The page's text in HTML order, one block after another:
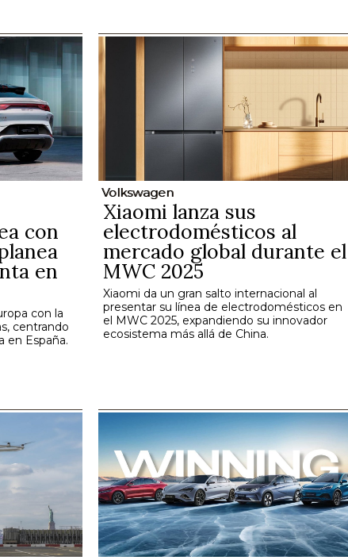
con
en
con la
centrando
en España.
Volkswagen
Xiaomi lanza sus
electrodomésticos al
mercado global durante el
MWC 2025
Xiaomi da un gran salto internacional al
presentar su línea de electrodomésticos en
el MWC 2025, expandiendo su innovador
ecosistema más allá de China.